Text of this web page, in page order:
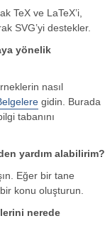
TeX ve LaTeX’i,
SVG’yi destekler.
yönelik
nasıl
gidin. Burada
tabanını
yardım alabilirim?
Eğer bir tane
konu oluşturun.
nerede